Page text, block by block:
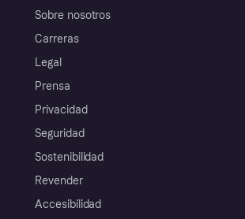
Sobre nosotros
Carreras
Legal
Prensa
Privacidad
Seguridad
Sostenibilidad
Revender
Accesibilidad